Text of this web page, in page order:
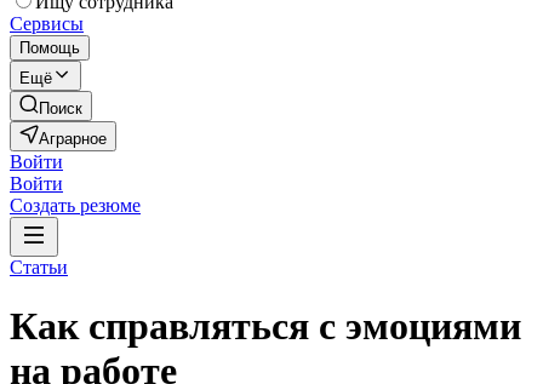
Сервисы
Помощь
Ещё
Поиск
Аграрное
Войти
Войти
Создать резюме
Статьи
Как справляться с эмоциями
на работе